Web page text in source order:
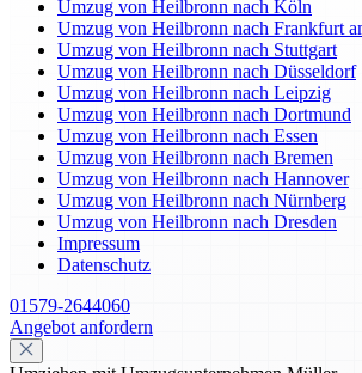
Umzug von Heilbronn nach Köln
Umzug von Heilbronn nach Frankfurt
Umzug von Heilbronn nach Stuttgart
Umzug von Heilbronn nach Düsseldorf
Umzug von Heilbronn nach Leipzig
Umzug von Heilbronn nach Dortmund
Umzug von Heilbronn nach Essen
Umzug von Heilbronn nach Bremen
Umzug von Heilbronn nach Hannover
Umzug von Heilbronn nach Nürnberg
Umzug von Heilbronn nach Dresden
Impressum
Datenschutz
01579-2644060
Angebot anfordern